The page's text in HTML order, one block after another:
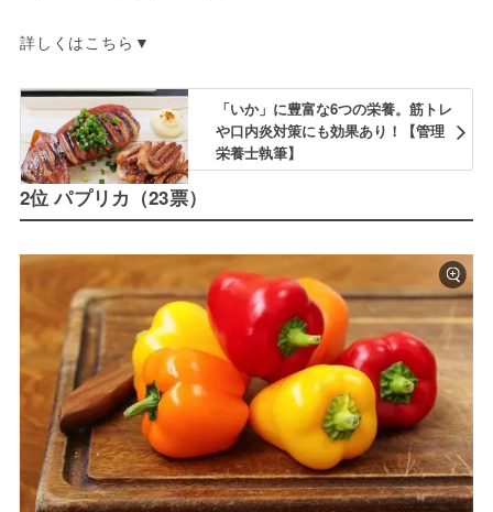
詳しくはこちら▼
「いか」に豊富な6つの栄養。筋トレ
や口内炎対策にも効果あり！【管理
栄養士執筆】
2位 パプリカ（23票）